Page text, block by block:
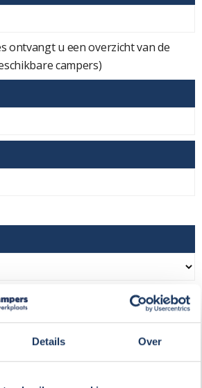
Details Over
ontvangt u een overzicht van de
campers)